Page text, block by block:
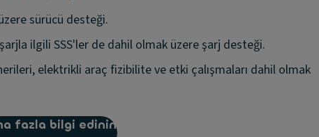
sürücü desteği.
ilgili SSS'ler de dahil olmak üzere şarj desteği.
elektrikli araç fizibilite ve etki çalışmaları dahil olmak
fazla bilgi edinin